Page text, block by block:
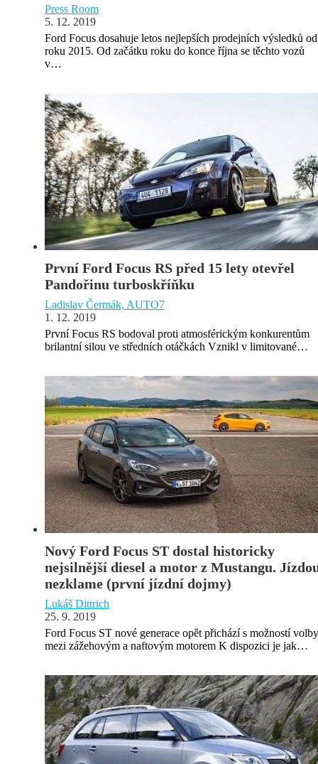
Press Room
5. 12. 2019
Ford Focus dosahuje letos nejlepších prodejních výsledků od
roku 2015. Od začátku roku do konce října se těchto vozů
v…
První Ford Focus RS před 15 lety otevřel
Pandořinu turboskříňku
Ladislav Čermák, AUTO7
1. 12. 2019
První Focus RS bodoval proti atmosférickým konkurentům
brilantní silou ve středních otáčkách Vznikl v limitované…
Nový Ford Focus ST dostal historicky
nejsilnější diesel a motor z Mustangu.
nezklame (první jízdní dojmy)
Lukáš Dittrich
25. 9. 2019
Ford Focus ST nové generace opět přichází s možností volby
mezi zážehovým a naftovým motorem K dispozici je jak…